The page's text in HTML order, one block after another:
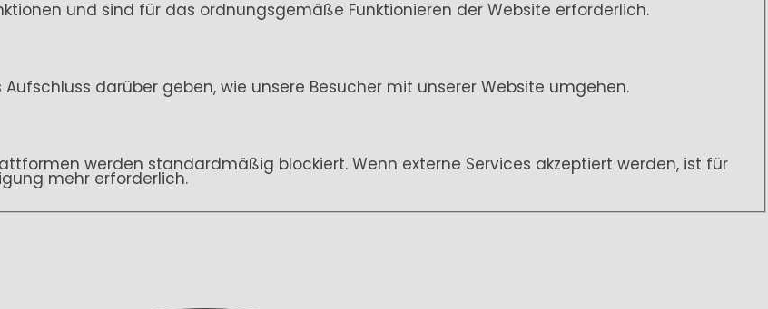
und sind für das ordnungsgemäße Funktionieren der Website erforderlich.
darüber geben, wie unsere Besucher mit unserer Website umgehen.
werden standardmäßig blockiert. Wenn externe Services akzeptiert werden, ist für
mehr erforderlich.